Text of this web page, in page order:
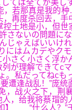
ては全てが美し
若那真是我的
度杀回去，手
土地是小，但世
さないの問題に
じゃえばいいけ
にはムカデやク
さく小さく浮
が理解できてc
。私だってねcも
逢战乱！”庞统
战火之下，荆
给我将蔡瑁的
】 “什么人？”